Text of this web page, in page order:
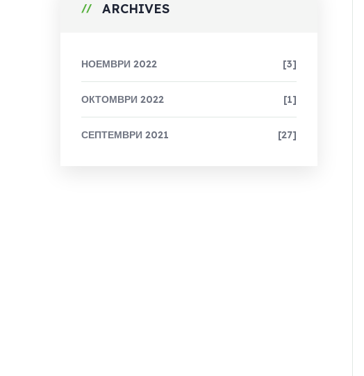
ARCHIVES
НОЕМВРИ 2022 [3]
ОКТОМВРИ 2022 [1]
СЕПТЕМВРИ 2021 [27]